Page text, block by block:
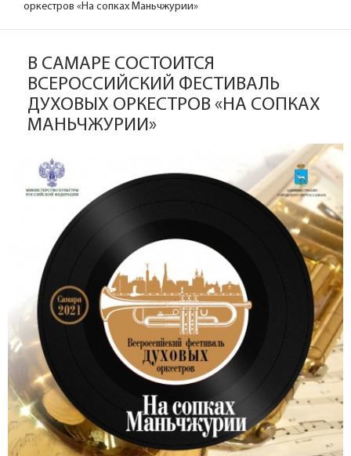
оркестров «На сопках Маньчжурии»
В САМАРЕ СОСТОИТСЯ
ВСЕРОССИЙСКИЙ ФЕСТИВАЛЬ
ДУХОВЫХ ОРКЕСТРОВ «НА СОПКАХ
МАНЬЧЖУРИИ»